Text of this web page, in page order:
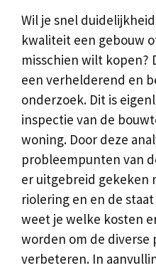
Wil je snel
kwaliteit een gebouw
misschien wilt kopen?
een verhelderend en
onderzoek. Dit is
inspectie van de
woning. Door deze
probleempunten van
er uitgebreid gekeken
riolering en en de
weet je welke kosten
worden om de diverse
verbeteren. In